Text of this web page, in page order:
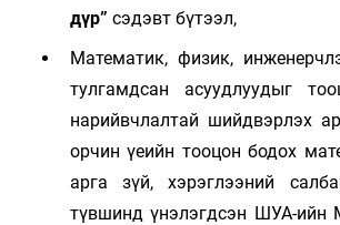
дүр” сэдэвт бүтээл,
Математик, физик,
тулгамдсан асуудлуудыг
нарийвчлалтай шийдвэрлэх
орчин үеийн тооцон бодох
арга зүй, хэрэглээний
түвшинд үнэлэгдсэн ШУА-ийн